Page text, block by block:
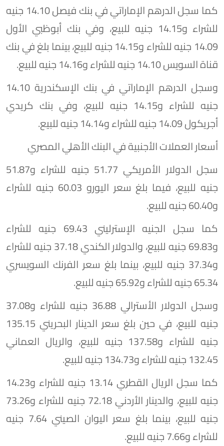
كما سجل الدرهم الإماراتي في بنك فيصل 14.10 جنيه
للشراء و14.15 جنيه للبيع، وفي بنك أبوظبي الأول
14.09 جنيه للشراء و14.15 جنيه للبيع، بينما بلغ في بنك
قناة السويس 14.10 جنيه للشراء و14.16 جنيه للبيع.
وسجل الدرهم الإماراتي في بنك الإسكندرية 14.10
جنيه للشراء و14.15 جنيه للبيع، وفي بنك كريدي
أجريكول 14.09 جنيه للشراء و14.14 جنيه للبيع.
أسعار العملات الأجنبية في البنك الأهلي المصري
سجل الدولار الأمريكي 51.77 جنيه للشراء و51.87
جنيه للبيع، فيما بلغ سعر اليورو 60.03 جنيه للشراء
و60.40 جنيه للبيع.
كما سجل الجنيه الإسترليني 69.43 جنيه للشراء
و69.83 جنيه للبيع، والدولار الكندي 37.18 جنيه للشراء
و37.34 جنيه للبيع، بينما بلغ سعر الفرنك السويسري
65.34 جنيه للشراء و65.92 جنيه للبيع.
وسجل الدولار الأسترالي 36.88 جنيه للشراء و37.08
جنيه للبيع، في حين بلغ سعر الدينار البحريني 135.15
جنيه للشراء و137.58 جنيه للبيع، والريال العماني
132.45 جنيه للشراء و134.73 جنيه للبيع.
كما سجل الريال القطري 13.14 جنيه للشراء و14.23
جنيه للبيع، والدينار الأردني 72.18 جنيه للشراء و73.26
جنيه للبيع، بينما بلغ سعر اليوان الصيني 7.64 جنيه
للشراء و7.66 جنيه للبيع.